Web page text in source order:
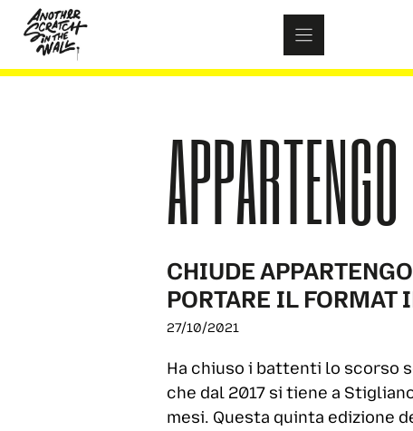
content
CHIUDE
PORTARE IL FORMAT
27/10/2021
Ha chiuso i battenti lo scorso
che dal 2017 si tiene a
mesi. Questa quinta edizione